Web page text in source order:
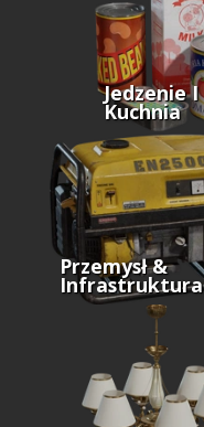
Jedzenie I
Kuchnia
Przemysł &
Infrastruktura